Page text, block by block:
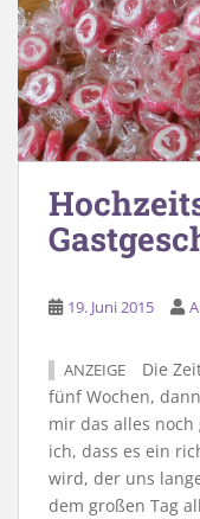
19. Juni 2015
ANZEIGE
Die
fünf Wochen,
mir das alles
ich, dass es ein
wird, der uns
dem großen Tag